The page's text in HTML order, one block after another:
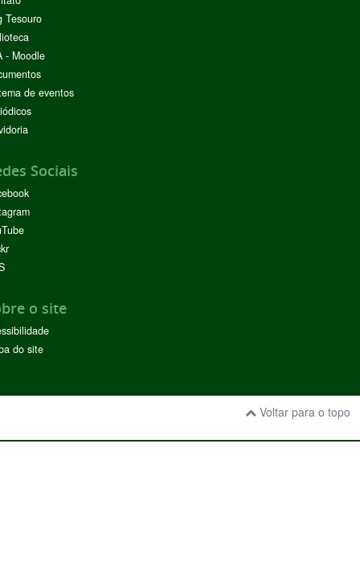
Tesouro
- Moodle
de eventos
Sociais
o site
do site
Voltar para o topo